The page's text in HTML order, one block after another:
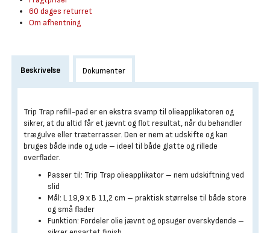
60 dages returret
Om afhentning
Beskrivelse Dokumenter
Trip Trap refill-pad er en ekstra svamp til olieapplikatoren og
sikrer, at du altid får et jævnt og flot resultat, når du behandler
trægulve eller træterrasser. Den er nem at udskifte og kan
bruges både inde og ude – ideel til både glatte og rillede
overflader.
Passer til: Trip Trap olieapplikator – nem udskiftning ved
slid
Mål: L 19,9 x B 11,2 cm – praktisk størrelse til både store
og små flader
Funktion: Fordeler olie jævnt og opsuger overskydende –